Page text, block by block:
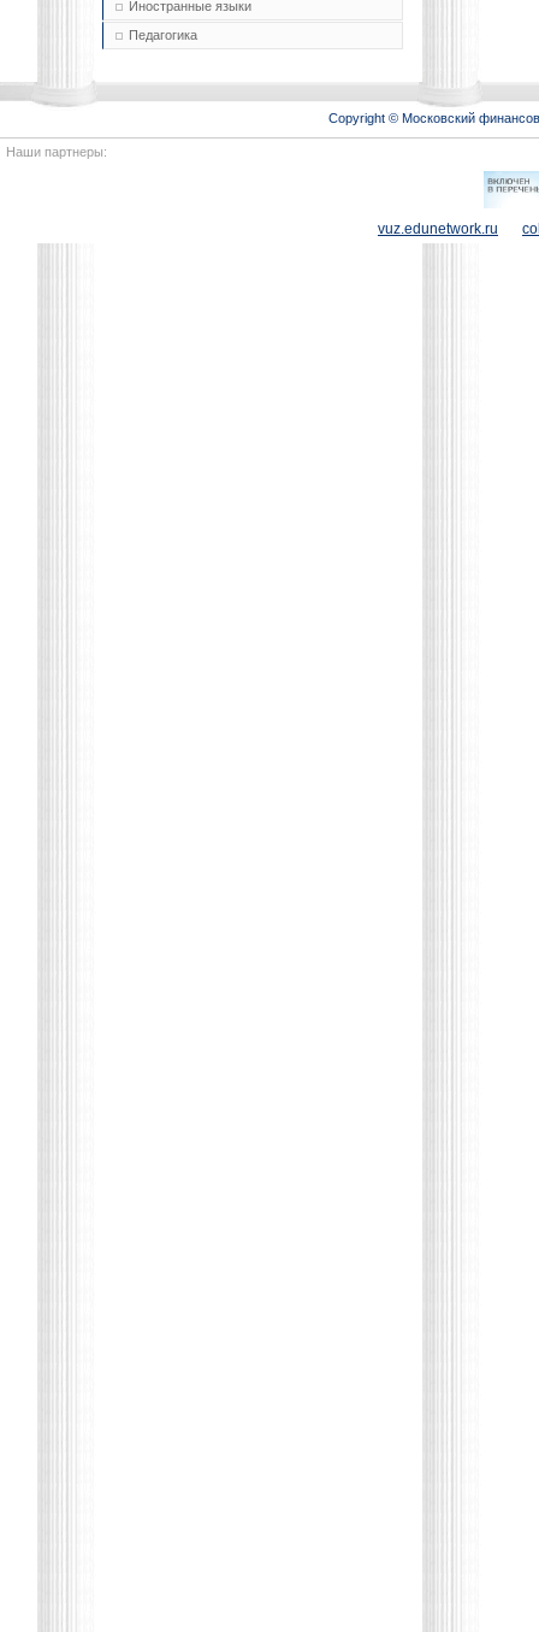
Иностранные языки
Педагогика
Copyright © Московский
Наши партнеры:
vuz.edunetwork.ru